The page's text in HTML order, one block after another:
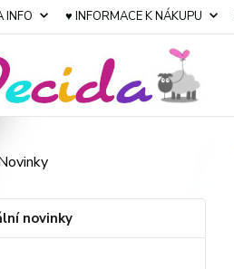
INFO ♥ INFORMACE K NÁKUPU
novinky